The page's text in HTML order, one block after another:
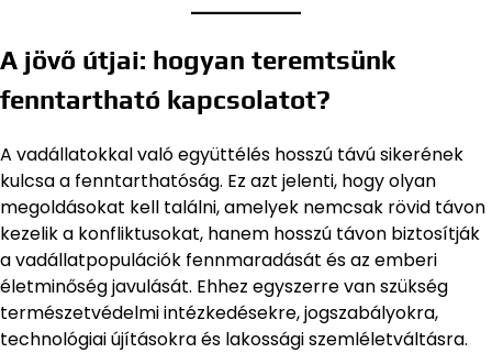
A jövő útjai: hogyan teremtsünk
fenntartható kapcsolatot?
A vadállatokkal való együttélés hosszú távú sikerének
kulcsa a fenntarthatóság. Ez azt jelenti, hogy olyan
megoldásokat kell találni, amelyek nemcsak rövid távon
kezelik a konfliktusokat, hanem hosszú távon biztosítják
a vadállatpopulációk fennmaradását és az emberi
életminőség javulását. Ehhez egyszerre van szükség
természetvédelmi intézkedésekre, jogszabályokra,
technológiai újításokra és lakossági szemléletváltásra.